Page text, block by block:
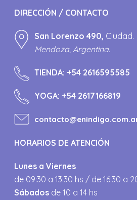
DIRECCIÓN / CONTACTO
San Lorenzo 490, Ciudad.
Mendoza, Argentina.
TIENDA:+54 2616595585
YOGA:+54 2617166819
HORARIOS DE ATENCIÓN
Lunes a Viernes
de 09:30 a 13:30 hs / de 16:30 a
Sábados de 10 a 14 hs